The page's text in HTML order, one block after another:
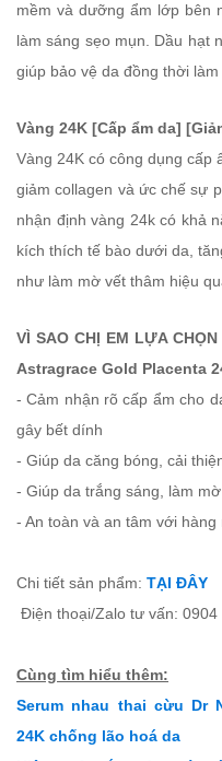
mềm và dưỡng ẩm lớp bên
làm sáng sẹo mụn. Dầu hạt
giúp bảo vệ da đồng thời làm
Vàng 24K [Cấp ẩm da]
Vàng 24K có công dụng cấp
giảm collagen và ức chế sự
nhận định vàng 24k có khả
kích thích tế bào dưới da,
như làm mờ vết thâm hiệu
VÌ SAO CHỊ EM LỰA
Astragrace Gold Placenta
- Cảm nhận rõ cấp ẩm cho
gây bết dính
- Giúp da căng bóng, cải
- Giúp da trắng sáng, làm
- An toàn và an tâm với hàng
Chi tiết sản phẩm: TẠI ĐÂY
Điện thoại/Zalo tư vấn: 0904
Cùng tìm hiểu thêm:
Serum nhau thai cừu Dr
24K chống lão hoá da